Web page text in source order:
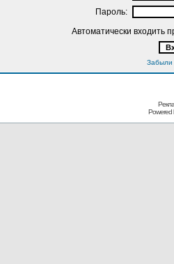
Пароль:
Автоматически входить
Забыли
Powered